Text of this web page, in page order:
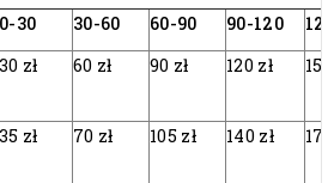
0-30 30-60 60-90 90-120
30 zł 60 zł 90 zł 120 zł
35 zł 70 zł 105 zł 140 zł